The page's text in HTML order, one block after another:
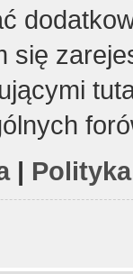
się
|